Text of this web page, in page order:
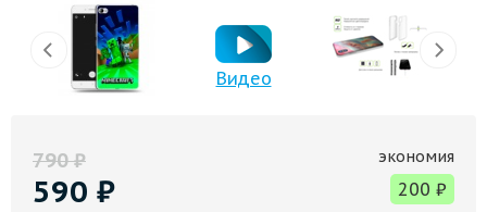
Видео
790₽
590 ₽
экономия
200 ₽